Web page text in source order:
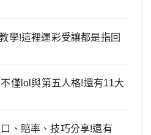
學!這裡運彩受讓都是指回
僅lol與第五人格!還有11大
、賠率、技巧分享!還有